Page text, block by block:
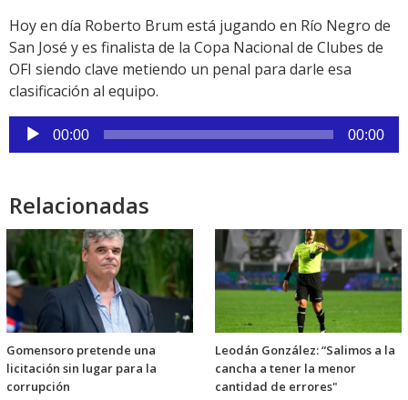
Hoy en día Roberto Brum está jugando en Río Negro de
San José y es finalista de la Copa Nacional de Clubes de
OFI siendo clave metiendo un penal para darle esa
clasificación al equipo.
Reproductor
de
00:00 00:00
Relacionadas
Gomensoro pretende una
licitación sin lugar para la
corrupción
Leodán González: “Salimos a la
cancha a tener la menor
cantidad de errores"